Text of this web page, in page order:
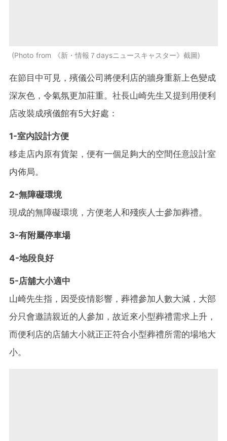
Photo from 《新・情報７daysニュースキャスター》截圖
在節目中可見，殯儀公司將便利店的牆身重新上色變成
深灰色，令氣氛更加莊重。社長山崎先生又提到用便利
店改裝成殯儀館有5大好處：
1-室内設計方便
移走店内原有貨架，便有一個足夠大的空間任意設計室
内佈局。
2-無障礙環境
現成的無障礙環境，方便老人和殘疾人士參加葬禮。
3-有附屬停車場
4-地段良好
5-店舖大小適中
山崎先生指，因受疫情影響，葬禮參加人數大減，大部
分只會邀請親近的人參加，故近來小型葬禮需求上升，
而便利店的店舖大小就正正符合小型葬禮所需的場地大
小。